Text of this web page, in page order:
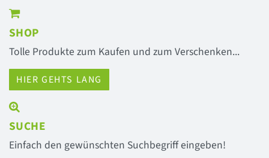
SHOP
Tolle Produkte zum Kaufen und zum Verschenken...
HIER GEHTS LANG
SUCHE
Einfach den gewünschten Suchbegriff eingeben!